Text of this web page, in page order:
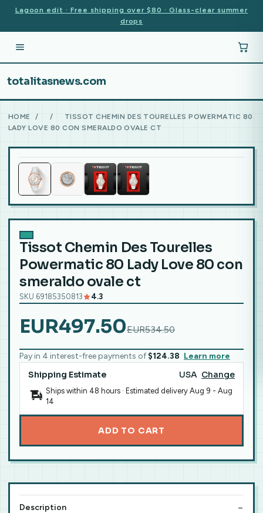
Lagoon edit · Free shipping over $80 · Glass-clear summer
drops
totalitasnews.com
HOME / /
TISSOT CHEMIN DES TOURELLES POWERMATIC 80
LADY LOVE 80 CON SMERALDO OVALE CT
Tissot Chemin Des Tourelles
Powermatic 80 Lady Love 80 con
smeraldo ovale ct
SKU 69185350813 4.3
EUR497.50EUR534.50
Pay in 4 interest-free payments of $124.38 Learn more
Shipping Estimate USA Change
Ships within 48 hours · Estimated delivery Aug 9 - Aug
14
ADD TO CART
Description